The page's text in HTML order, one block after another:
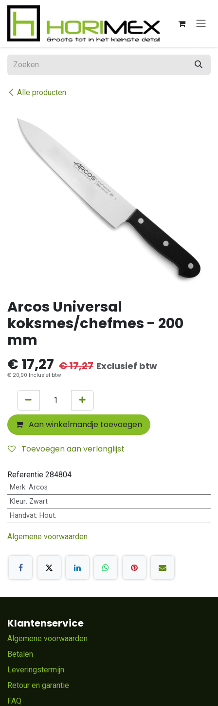
Overslaan naar inhoud
Alle producten
Arcos Universal
koksmes/chefmes - 200
mm
€ 17,27 €17,27 Exclusief btw
€ 20,90 Inclusief btw
Aan winkelmandje toevoegen
Toevoegen aan verlanglijst
Referentie 284804
Merk: Arcos
Kleur: Zwart
Handvat: Hout.
Algemene voorwaarden
Klantenservice
Algemene voorwaarden
Betalen
Leveringstermijn
Retour en garantie
FAQ